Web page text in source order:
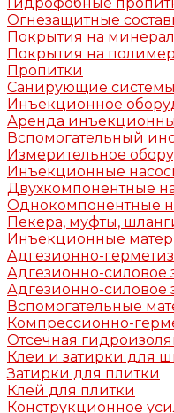
Огнезащитные
Покрытия на
Покрытия на
Пропитки
Санирующие системы
Инъекционное
Аренда
Вспомогательный
Измерительное
Инъекционные
Двухкомпонентные
Однокомпонентные
Пекера, муфты,
Инъекционные
Адгезионно-
Адгезионно-силовое
Адгезионно-
Вспомогательные
Компрессионно-
Отсечная
Клеи и затирки для
Затирки для плитки
Клей для плитки
Конструкционное